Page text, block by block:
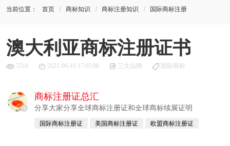
当前位置： 首页 商标知识 商标注册知识 国际商标注册
澳大利亚商标注册证书
5516 2021-06-10 17:05:08 三文品牌 国际商标
v
商标注册证总汇
分享大家分享全球商标注册证和全球商标续展证明
国际商标注册证 美国商标注册证 欧盟商标注册证